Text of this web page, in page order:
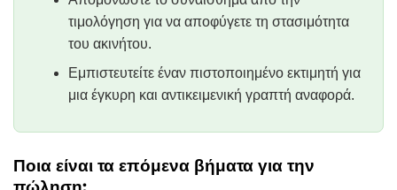
τιμολόγηση για να αποφύγετε τη στασιμότητα
του ακινήτου.
Εμπιστευτείτε έναν πιστοποιημένο εκτιμητή για
μια έγκυρη και αντικειμενική γραπτή αναφορά.
Ποια είναι τα επόμενα βήματα για την